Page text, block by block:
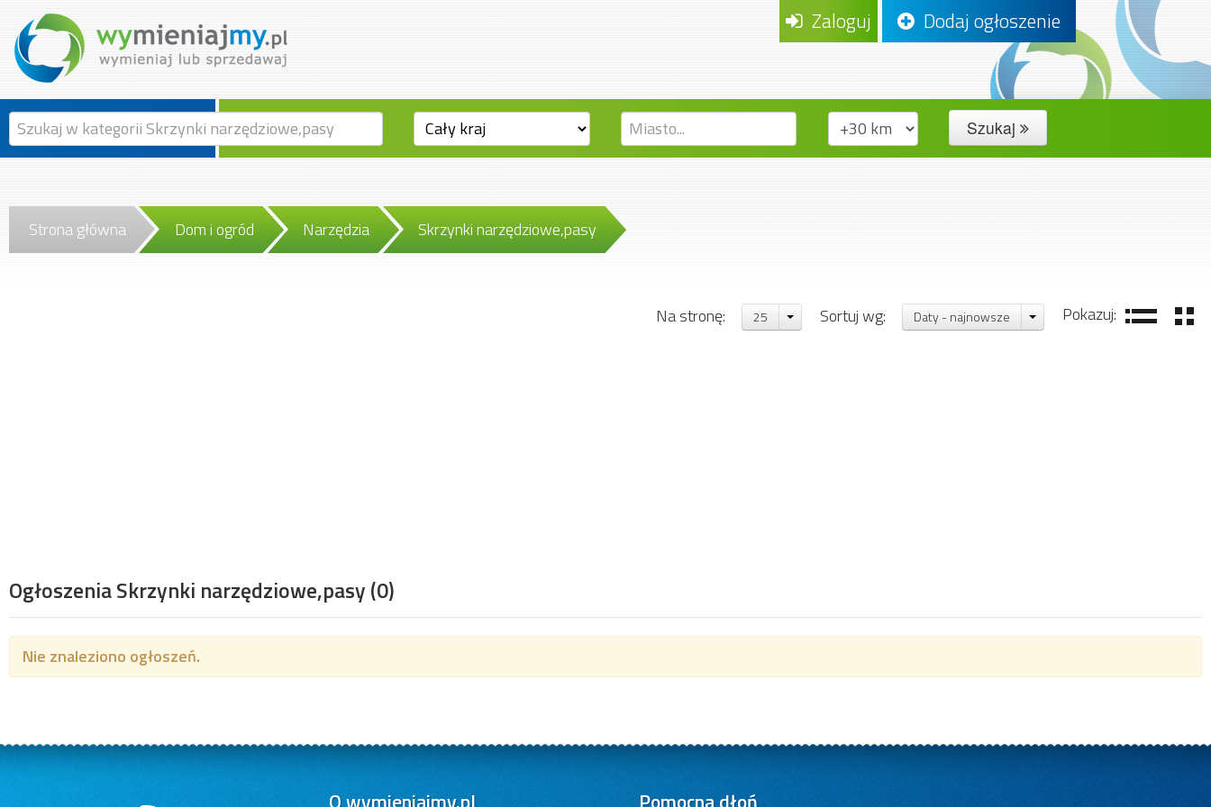
Zaloguj Dodaj ogłoszenie
Szukaj
Strona główna Dom i ogród Narzędzia Skrzynki narzędziowe,pasy
Ogłoszenia Skrzynki narzędziowe,pasy(0)
Pokazuj:
Sortuj wg: Daty - najnowsze
Na stronę: 25
Nie znaleziono ogłoszeń.